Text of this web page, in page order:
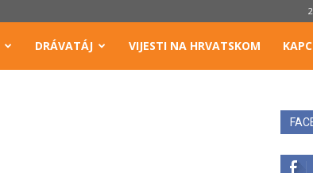
DRÁVATÁJ VIJESTI NA HRVATSKOM